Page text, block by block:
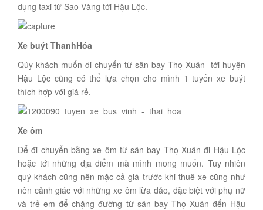
dụng taxi từ Sao Vàng tới Hậu Lộc.
Xe buýt ThanhHóa
Qúy khách muốn di chuyển từ sân bay Thọ Xuân tới huyện
Hậu Lộc cũng có thể lựa chọn cho mình 1 tuyến xe buýt
thích hợp với giá rẻ.
Xe ôm
Để đi chuyển bằng xe ôm từ sân bay Thọ Xuân đi Hậu Lộc
hoặc tới những địa điểm mà mình mong muốn. Tuy nhiên
quý khách cũng nên mặc cả giá trước khi thuê xe cũng như
nên cảnh giác với những xe ôm lừa đảo, đặc biệt với phụ nữ
và trẻ em để chặng đường từ sân bay Thọ Xuân đến Hậu